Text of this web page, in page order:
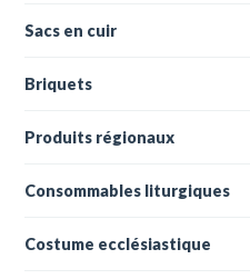
Sacs en cuir
Briquets
Produits régionaux
Consommables liturgiques
Costume ecclésiastique